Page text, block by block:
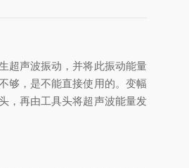
超声波振动，并将此振动能量
够，是不能直接使用的。变幅
，再由工具头将超声波能量发